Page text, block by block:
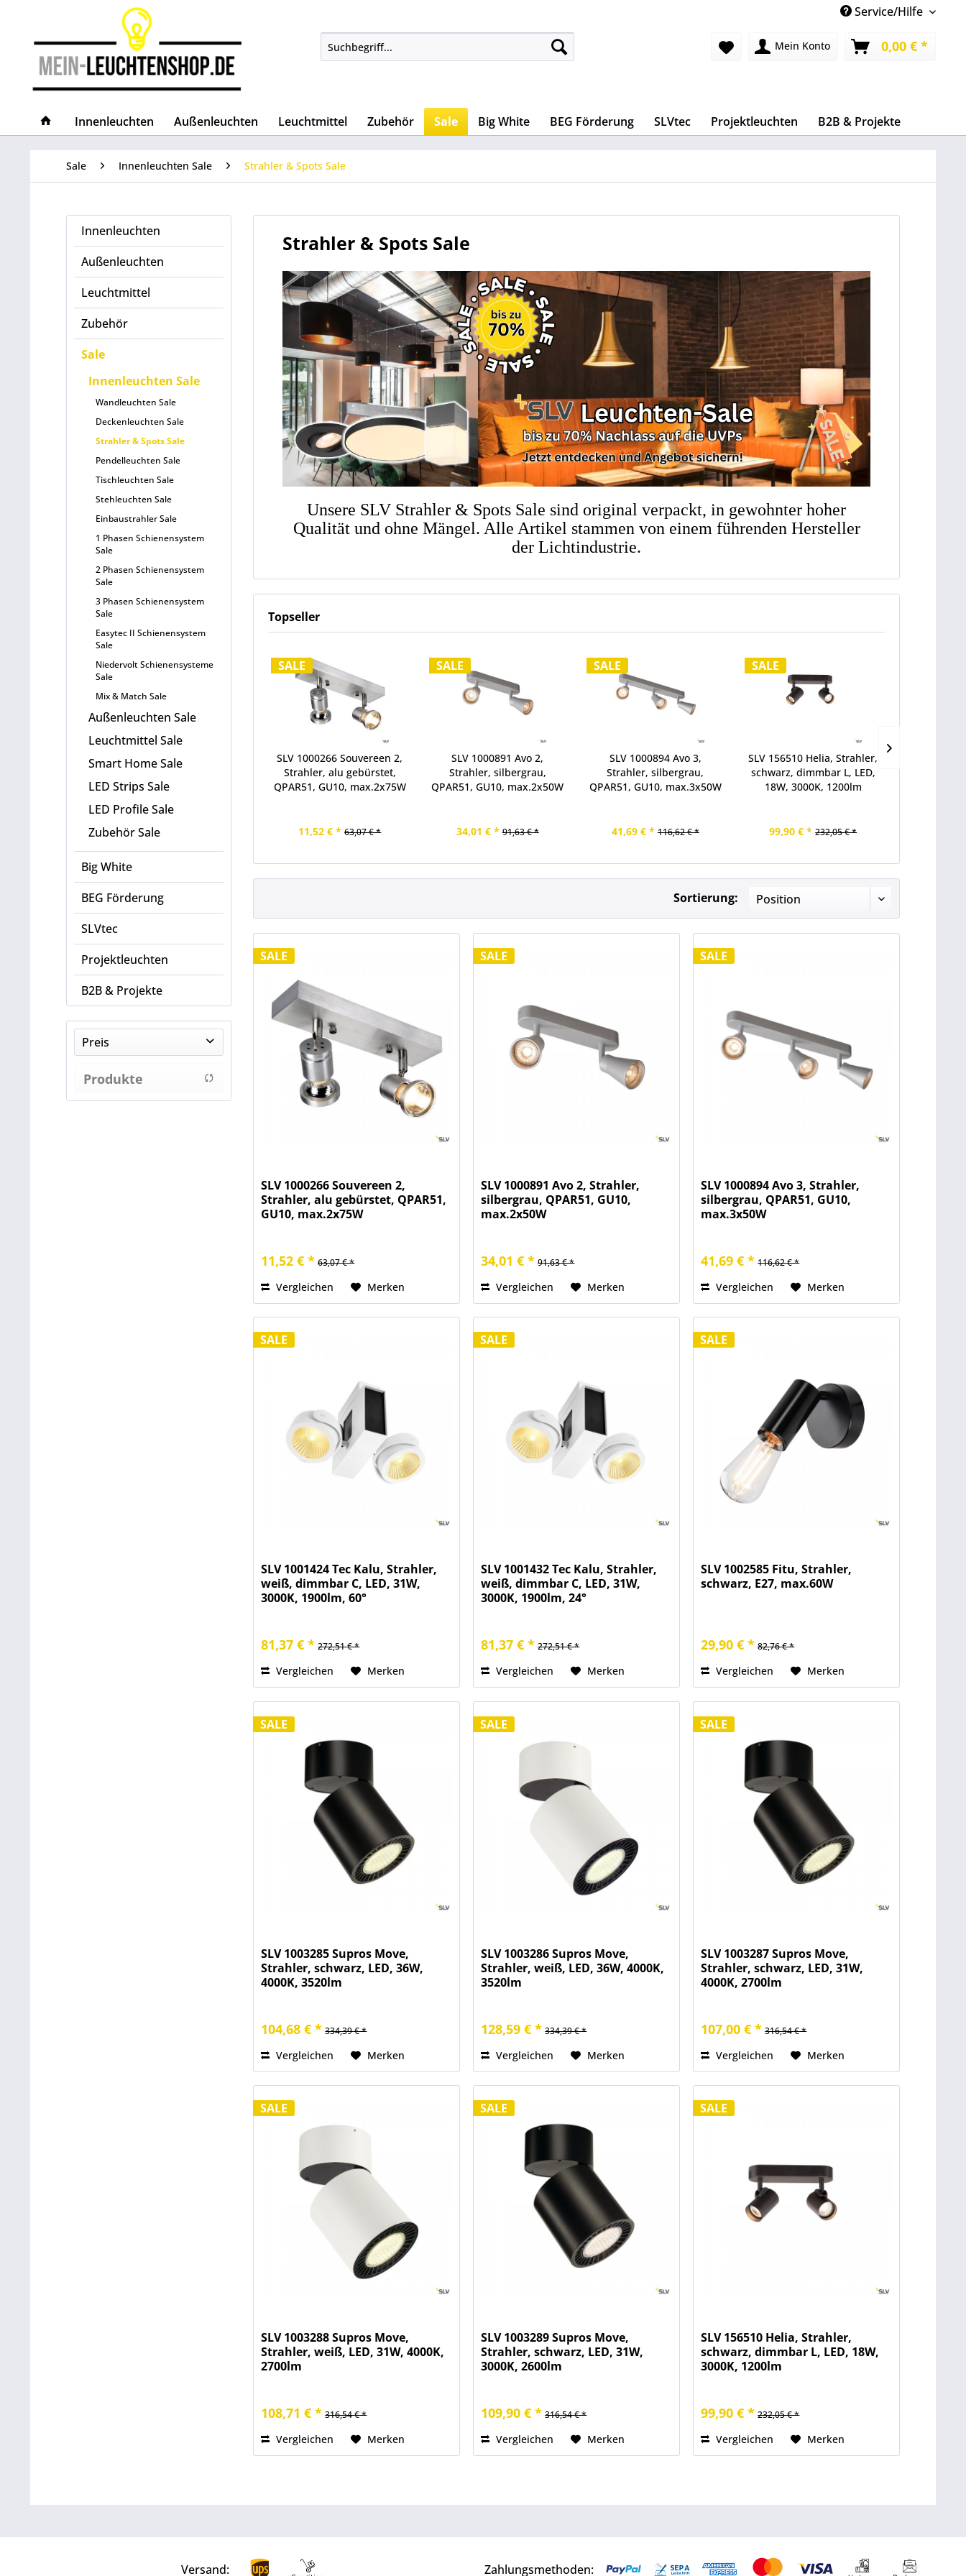
Service/Hilfe
Mein Konto 0,00 € *
Innenleuchten Außenleuchten Leuchtmittel Zubehör Sale Big White BEG Förderung SLVtec Projektleuchten B2B & Projekte
Sale Innenleuchten Sale Strahler & Spots Sale
Innenleuchten
Außenleuchten
Leuchtmittel
Zubehör
Sale
Innenleuchten Sale
Wandleuchten Sale
Deckenleuchten Sale
Strahler & Spots Sale
Pendelleuchten Sale
Tischleuchten Sale
Stehleuchten Sale
Einbaustrahler Sale
1 Phasen Schienensystem
Sale
2 Phasen Schienensystem
Sale
3 Phasen Schienensystem
Sale
Easytec II Schienensystem
Sale
Niedervolt Schienensysteme
Sale
Mix & Match Sale
Außenleuchten Sale
Leuchtmittel Sale
Smart Home Sale
LED Strips Sale
LED Profile Sale
Zubehör Sale
Big White
BEG Förderung
SLVtec
Projektleuchten
B2B & Projekte
Preis
128,59 €
Produkte
anzeigen
Strahler & Spots Sale
Unsere SLV Strahler & Spots Sale sind original verpackt, in gewohnter hoher
Qualität und ohne Mängel. Alle Artikel stammen von einem führenden Hersteller
der Lichtindustrie.
Topseller
SALE
SLV 1000266 Souvereen 2,
Strahler, alu gebürstet,
QPAR51, GU10, max.2x75W
11,52 € * 63,07 € *
SALE
SLV 1000891 Avo 2,
Strahler, silbergrau,
QPAR51, GU10, max.2x50W
34,01 € * 91,63 € *
SALE
SLV 1000894 Avo 3,
Strahler, silbergrau,
QPAR51, GU10, max.3x50W
41,69 € * 116,62 € *
SALE
SLV 156510 Helia, Strahler,
schwarz, dimmbar L, LED,
18W, 3000K, 1200lm
99,90 € * 232,05 € *
Sortierung:
SALE
SLV 1000266 Souvereen 2,
Strahler, alu gebürstet, QPAR51,
GU10, max.2x75W
11,52 € * 63,07 € *
Vergleichen Merken
SALE
SLV 1000891 Avo 2, Strahler,
silbergrau, QPAR51, GU10,
max.2x50W
34,01 € * 91,63 € *
Vergleichen Merken
SALE
SLV 1000894 Avo 3, Strahler,
silbergrau, QPAR51, GU10,
max.3x50W
41,69 € * 116,62 € *
Vergleichen Merken
SALE
SLV 1001424 Tec Kalu, Strahler,
weiß, dimmbar C, LED, 31W,
3000K, 1900lm, 60°
81,37 € * 272,51 € *
Vergleichen Merken
SALE
SLV 1001432 Tec Kalu, Strahler,
weiß, dimmbar C, LED, 31W,
3000K, 1900lm, 24°
81,37 € * 272,51 € *
Vergleichen Merken
SALE
SLV 1002585 Fitu, Strahler,
schwarz, E27, max.60W
29,90 € * 82,76 € *
Vergleichen Merken
SALE
SLV 1003285 Supros Move,
Strahler, schwarz, LED, 36W,
4000K, 3520lm
104,68 € * 334,39 € *
Vergleichen Merken
SALE
SLV 1003286 Supros Move,
Strahler, weiß, LED, 36W, 4000K,
3520lm
128,59 € * 334,39 € *
Vergleichen Merken
SALE
SLV 1003287 Supros Move,
Strahler, schwarz, LED, 31W,
4000K, 2700lm
107,00 € * 316,54 € *
Vergleichen Merken
SALE
SLV 1003288 Supros Move,
Strahler, weiß, LED, 31W, 4000K,
2700lm
108,71 € * 316,54 € *
Vergleichen Merken
SALE
SLV 1003289 Supros Move,
Strahler, schwarz, LED, 31W,
3000K, 2600lm
109,90 € * 316,54 € *
Vergleichen Merken
SALE
SLV 156510 Helia, Strahler,
schwarz, dimmbar L, LED, 18W,
3000K, 1200lm
99,90 € * 232,05 € *
Vergleichen Merken
Versand: Zahlungsmethoden: